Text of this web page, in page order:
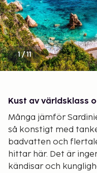
1/11
Kust av världsklass
Många jämför
så konstigt med
badvatten och
hittar här. Det är
kändisar och